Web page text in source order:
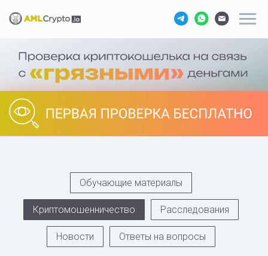
Обучающие материалы
Криптомошенничество Расследования
Новости Ответы на вопросы